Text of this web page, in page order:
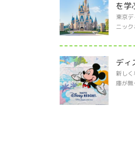
を学
東京
ニッ
ディ
新し
庫が